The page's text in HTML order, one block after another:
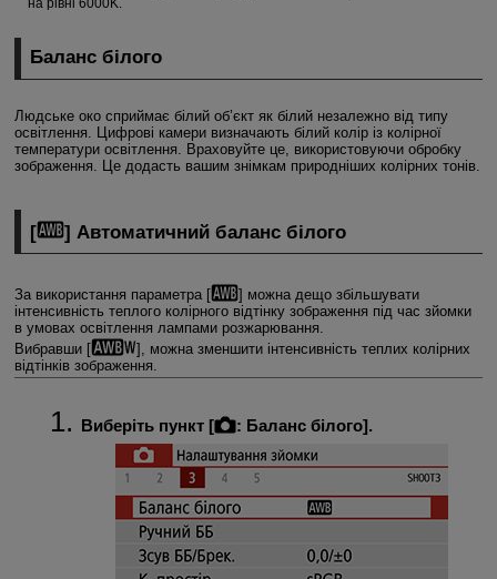
на рівні 6000K.
Баланс білого
Людське око сприймає білий об’єкт як білий незалежно від типу
освітлення. Цифрові камери визначають білий колір із колірної
температури освітлення. Враховуйте це, використовуючи обробку
зображення. Це додасть вашим знімкам природніших колірних тонів.
[ ] Автоматичний баланс білого
За використання параметра [
] можна дещо збільшувати
інтенсивність теплого колірного відтінку зображення під час зйомки
в умовах освітлення лампами розжарювання.
Вибравши [
], можна зменшити інтенсивність теплих колірних
відтінків зображення.
Виберіть пункт [ : Баланс білого].